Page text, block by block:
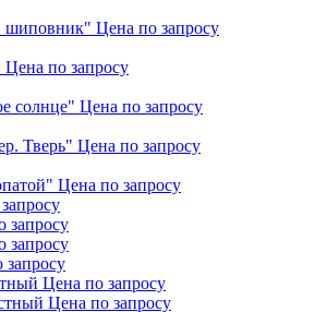
шиповник" Цена по запросу
Цена по запросу
солнце" Цена по запросу
Тверь" Цена по запросу
Цена по запросу
запросу
запросу
Цена по запросу
Цена по запросу